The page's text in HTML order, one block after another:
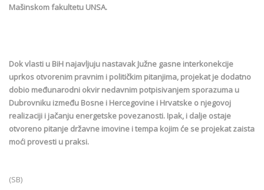
Mašinskom fakultetu UNSA.
Dok vlasti u BiH najavljuju nastavak Južne gasne interkonekcije
uprkos otvorenim pravnim i političkim pitanjima, projekat je dodatno
dobio međunarodni okvir nedavnim potpisivanjem sporazuma u
Dubrovniku između Bosne i Hercegovine i Hrvatske o njegovoj
realizaciji i jačanju energetske povezanosti. Ipak, i dalje ostaje
otvoreno pitanje državne imovine i tempa kojim će se projekat zaista
moći provesti u praksi.
(SB)